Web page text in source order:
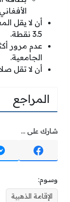
أن لا يقل
3.5 نقطة.
عدم مرور
الجامعية.
أن لا تقل
المراجع
شارك على ...
وسوم:
الإقامة الذهبية